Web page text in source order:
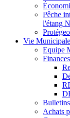
Pêche
l'étang
Vie Municipale
Equipe
Achats